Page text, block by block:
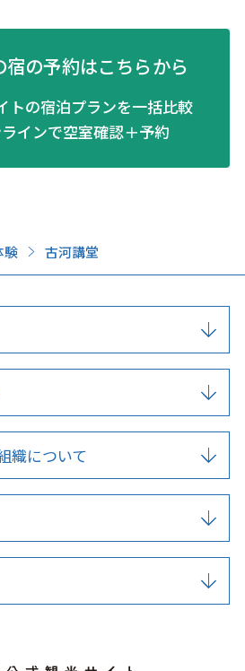
験 古河講堂
宿の予約はこちらから
トの宿泊プランを一括比較
インで空室確認＋予約
織について